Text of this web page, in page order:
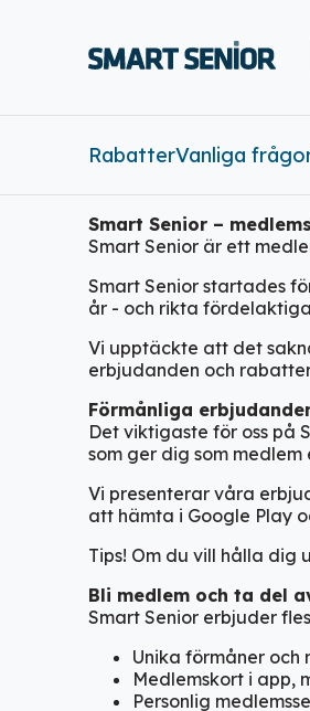
RabatterVanliga
Smart Senior –
Smart Senior är ett
Smart Senior startades
år - och rikta
Vi upptäckte att det
erbjudanden och
Förmånliga
Det viktigaste för oss på
som ger dig som
Vi presenterar våra
att hämta i Google Play
Tips! Om du vill hålla dig
Bli medlem och ta del
Smart Senior erbjuder
Unika förmåner och
Medlemskort i app,
Personlig